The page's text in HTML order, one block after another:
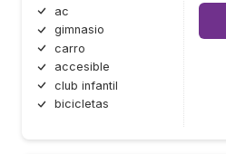
ac
gimnasio
carro
accesible
club infantil
bicicletas